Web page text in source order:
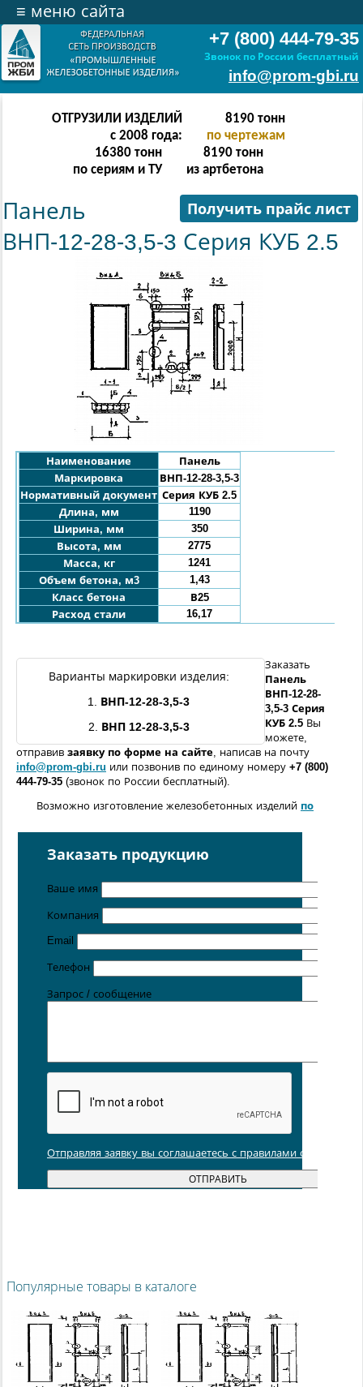
+7 (800) 444-79-35
Звонок по России бесплатный
info@prom-gbi.ru
≡ меню сайта
ОТГРУЗИЛИ ИЗДЕЛИЙ
с 2008 года:
16382тонн
по чертежам
32764 тонн
по сериям и ТУ
16382 тонн
из артбетона
Получить прайс лист
Панель
ВНП-12-28-3,5-3 Серия КУБ 2.5
Наименование
Панель
Маркировка
ВНП-12-28-3,5-3
Нормативный документ Серия КУБ 2.5
Длина, мм
1190
Ширина, мм
350
Высота, мм
2775
Масса, кг
1241
Объем бетона, м3
1,43
Класс бетона
В25
Расход стали
16,17
Варианты маркировки изделия:
1. ВНП-12-28-3,5-3
2.
ВНП 12-28-3,5-3
Заказать
Панель
ВНП-12-28-
3,5-3 Серия
КУБ 2.5 Вы
можете,
отправив заявку по форме на сайте, написав на почту
info@prom-gbi.ru или позвонив по единому номеру +7 (800)
444-79-35 (звонок по России бесплатный).
Возможно изготовление железобетонных изделий по
расположенных вСанкт-Петербурге
Цена от 5 руб. / кг
Заказать продукцию
Ваше имя
Компания
Email
Телефон
Запрос / сообщение
Отправляя заявку вы соглашаетесь с правилами обработки
Популярные товары в каталоге